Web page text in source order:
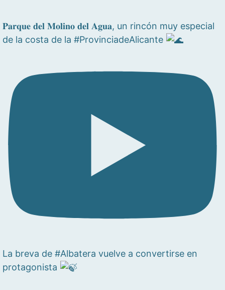
𝐏𝐚𝐫𝐪𝐮𝐞 𝐝𝐞𝐥 𝐌𝐨𝐥𝐢𝐧𝐨 𝐝𝐞𝐥 𝐀𝐠𝐮𝐚, un rincón muy especial
de la costa de la #ProvinciadeAlicante
La breva de #Albatera vuelve a convertirse en
protagonista